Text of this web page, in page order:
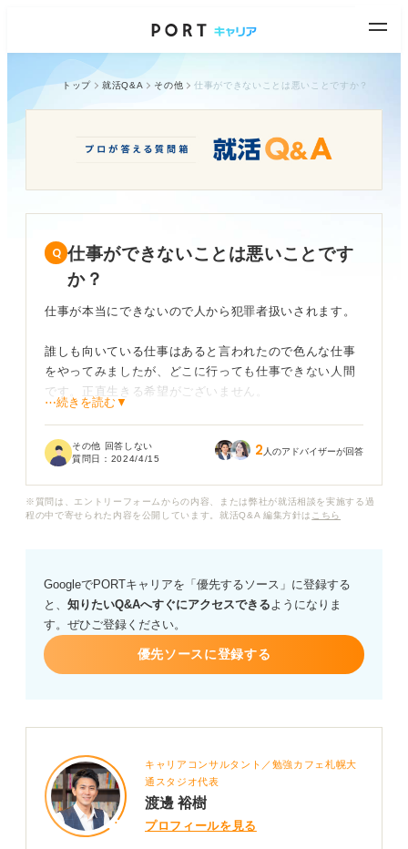
トップ 就活Q&A その他 仕事ができないことは悪いことですか？
仕事ができないことは悪いことです
か？
仕事が本当にできないので人から犯罪者扱いされます。
誰しも向いている仕事はあると言われたので色んな仕事
をやってみましたが、どこに行っても仕事できない人間
です。正直生きる希望がございません。
でしょうか？
⋯続きを読む▼
その他 回答しない
質問日： 2024/4/15 2 人のアドバイザーが回答
※質問は、エントリーフォームからの内容、または弊社が就活相談を実施する過
程の中で寄せられた内容を公開しています。就活Q&A 編集方針は こちら
GoogleでPORTキャリアを「優先するソース」に登録する
と、 知りたいQ&Aへすぐにアクセスできるようになりま
す。ぜひご登録ください。
優先ソースに登録する
キャリアコンサルタント／勉強カフェ札幌大
通スタジオ代表
渡邊 裕樹
プロフィールを見る